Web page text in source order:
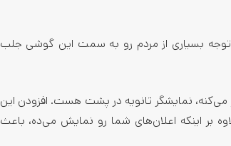
توجه بسیاری از مردم رو به سمت این گوشی جلب
می‌کنه، نمایشگر ثانویه در پشت هست. افزودن این
بر اینکه اعلان‌های شما رو نمایش می‌ده، باعث